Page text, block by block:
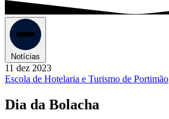
Notícias
11 dez 2023
Escola de Hotelaria e Turismo de Portimão
Dia da Bolacha